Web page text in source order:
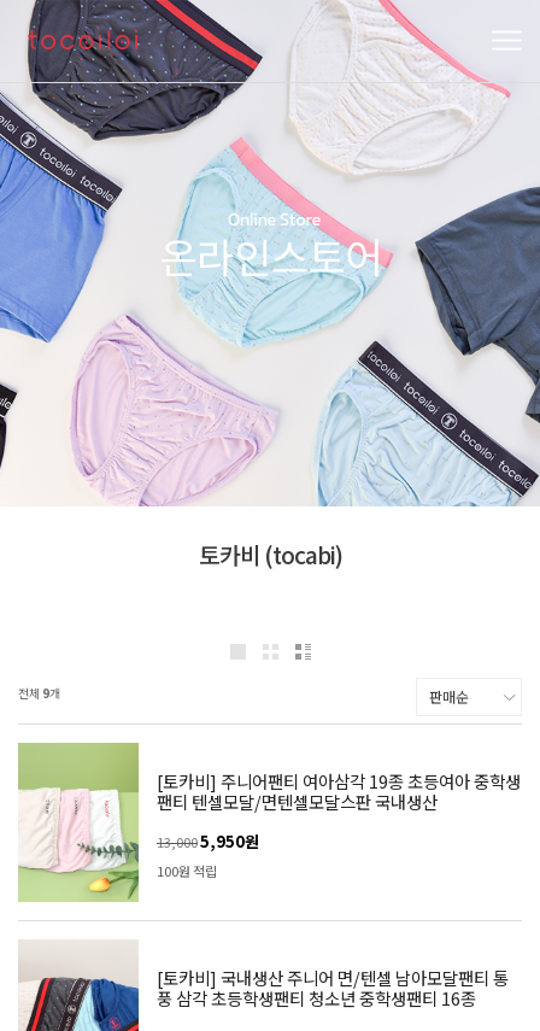
토카비 (tocabi)
전체 9개
[토카비] 주니어팬티 여아삼각 19종 초등여아 중학생
팬티 텐셀모달/면텐셀모달스판 국내생산
13,0005,950원
100원 적립
[토카비] 국내생산 주니어 면/텐셀 남아모달팬티 통
풍 삼각 초등학생팬티 청소년 중학생팬티 16종